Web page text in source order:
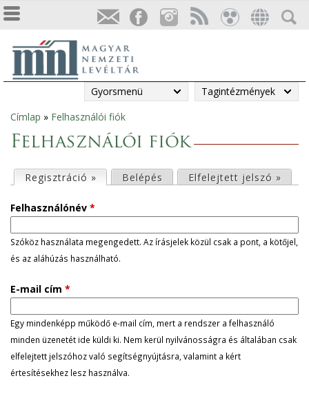
Gyorsmenü Tagintézmények
Jelenlegi
hely
Címlap » Felhasználói fiók
Felhasználói fiók
l
s
ő
d
l
e
g
Regisztráció » (aktív fül)
Belépés Elfelejtett jelszó »
Felhasználónév *
Szóköz használata megengedett. Az írásjelek közül csak a pont, a kötőjel,
és az aláhúzás használható.
E-mail cím *
Egy mindenképp működő e-mail cím, mert a rendszer a felhasználó
minden üzenetét ide küldi ki. Nem kerül nyilvánosságra és általában csak
elfelejtett jelszóhoz való segítségnyújtásra, valamint a kért
értesítésekhez lesz használva.